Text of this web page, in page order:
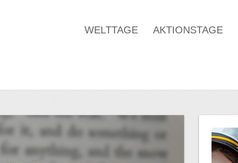
WELTTAGE AKTIONSTAGE